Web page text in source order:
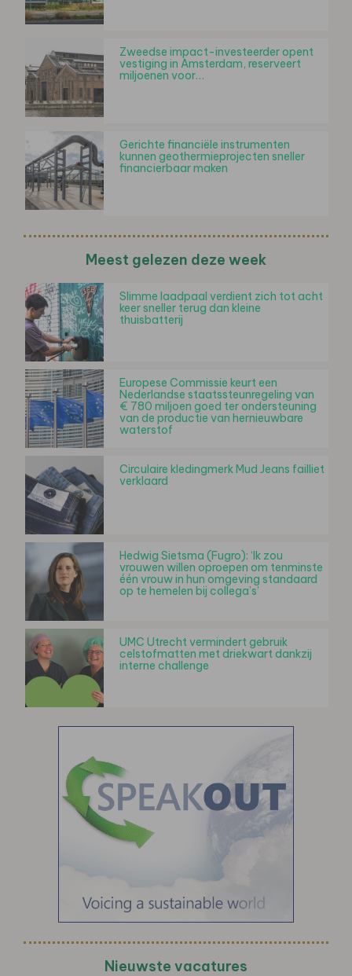
Zweedse impact-investeerder opent
vestiging in Amsterdam, reserveert
miljoenen voor…
Gerichte financiële instrumenten
kunnen geothermieprojecten sneller
financierbaar maken
Meest gelezen deze week
Slimme laadpaal verdient zich tot acht
keer sneller terug dan kleine
thuisbatterij
Europese Commissie keurt een
Nederlandse staatssteunregeling van
€ 780 miljoen goed ter ondersteuning
van de productie van hernieuwbare
waterstof
Circulaire kledingmerk Mud Jeans failliet
verklaard
Hedwig Sietsma (Fugro): ‘Ik zou
vrouwen willen oproepen om tenminste
één vrouw in hun omgeving standaard
op te hemelen bij collega’s’
UMC Utrecht vermindert gebruik
celstofmatten met driekwart dankzij
interne challenge
Nieuwste vacatures